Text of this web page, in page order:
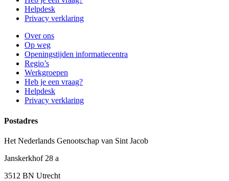
Helpdesk
Privacy verklaring
Over ons
Op weg
Openingstijden informatiecentra
Regio’s
Werkgroepen
Heb je een vraag?
Helpdesk
Privacy verklaring
Postadres
Het Nederlands Genootschap van Sint Jacob
Janskerkhof 28 a
3512 BN Utrecht